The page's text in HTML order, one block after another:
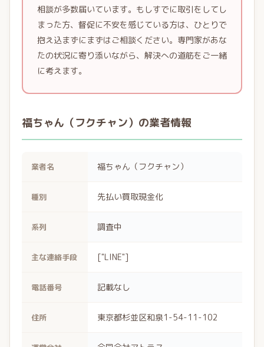
相談が多数届いています。もしすでに取引をしてし
まった方、督促に不安を感じている方は、ひとりで
抱え込まずにまずはご相談ください。専門家があな
たの状況に寄り添いながら、解決への道筋をご一緒
に考えます。
福ちゃん（フクチャン）の業者情報
業者名 福ちゃん（フクチャン）
種別 先払い買取現金化
系列 調査中
主な連絡手段 ["LINE"]
電話番号 記載なし
住所 東京都杉並区和泉1-54-11-102